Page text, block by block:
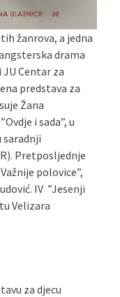
žanrova, a jedna
drama
Centar za
predstava za
Žana
i sada”, u
saradnji
Pretposljednje
polovice”,
IV ”Jesenji
Velizara
za djecu